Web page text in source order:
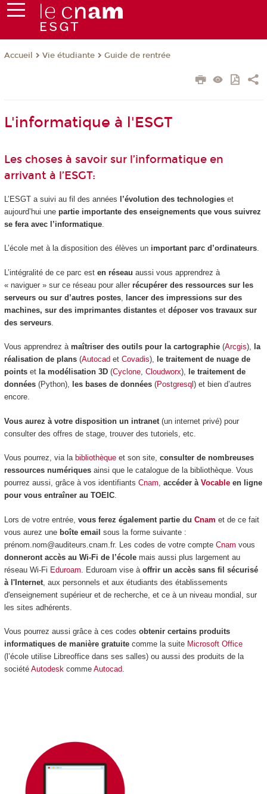
Accueil Vie étudiante Guide de rentrée
L'informatique à l'ESGT
Les choses à savoir sur l’informatique en
arrivant à l’ESGT:
L’ESGT a suivi au fil des années l’évolution des technologieset
aujourd’hui une partie importante des enseignements que vous suivrez
se fera avec l’informatique.
L’école met à la disposition des élèves un important parc d’ordinateurs.
L’intégralité de ce parc est en réseau aussi vous apprendrez à
« naviguer » sur ce réseau pour aller récupérer des ressources sur les
serveurs ou sur d’autres postes,
lancer des impressions sur des
machines, sur des imprimantes distanteset déposer vos travaux sur
des serveurs.
Vous apprendrez à maîtriser des outils pour la cartographie(Arcgis), la
réalisation de plans(Autocad et Covadis), le traitement de nuage de
pointset la modélisation 3D(Cyclone, Cloudworx), le traitement de
données(Python), les bases de données(Postgresql ) et bien d’autres
encore.
Vous aurez à votre disposition un intranet(un internet privé) pour
consulter des offres de stage, trouver des tutoriels, etc.
Vous pourrez, via la bibliothèqueet son site, consulter de nombreuses
ressources numériquesainsi que le catalogue de la bibliothèque. Vous
pourrez aussi, grâce à vos identifiants Cnam, accéder à Vocableen ligne
pour vous entraîner au TOEIC.
Lors de votre entrée, vous ferez également partie du Cnam et de ce fait
vous aurez une boîte email sous la forme suivante :
prénom.nom@auditeurs.cnam.fr. Les codes de votre compte Cnam vous
donneront accès au Wi-Fi de l’écolemais aussi plus largement au
réseau Wi-Fi Eduroam . Eduroam vise à offrir un accès sans fil sécurisé
à l'Internet, aux personnels et aux étudiants des établissements
d'enseignement supérieur et de recherche, et ce à un niveau mondial, sur
les sites adhérents.
Vous pourrez aussi grâce à ces codes obtenir certains produits
informatiques de manière gratuitecomme la suite Microsoft Office
(l’école utilise Libreoffice dans ses salles) ou aussi des produits de la
société Autodeskcomme Autocad.